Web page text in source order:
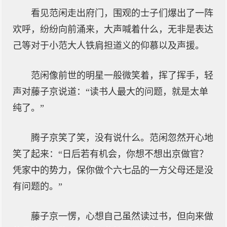
看见范闲走出府门，围观的士子们爆出了一阵
欢呼，纷纷向前涌来，大声喊着什么，无非是表达
己等对于小范大人铁肩担道义的仰慕以及声援。
范闲像前世的明星一般微笑着，挥了挥手，轻
声对藤子京说道：“读书人最大的问题，就是太单
纯了。”
腾子京笑了笑，没有说什么。范闲忽然开心地
笑了起来：“日后若有机会，你想不想出京做官？
凭家中的势力，保你做个六七品的一方父母还是没
有问题的。”
藤子京一愣，心想自己虽然读过书，但向来做